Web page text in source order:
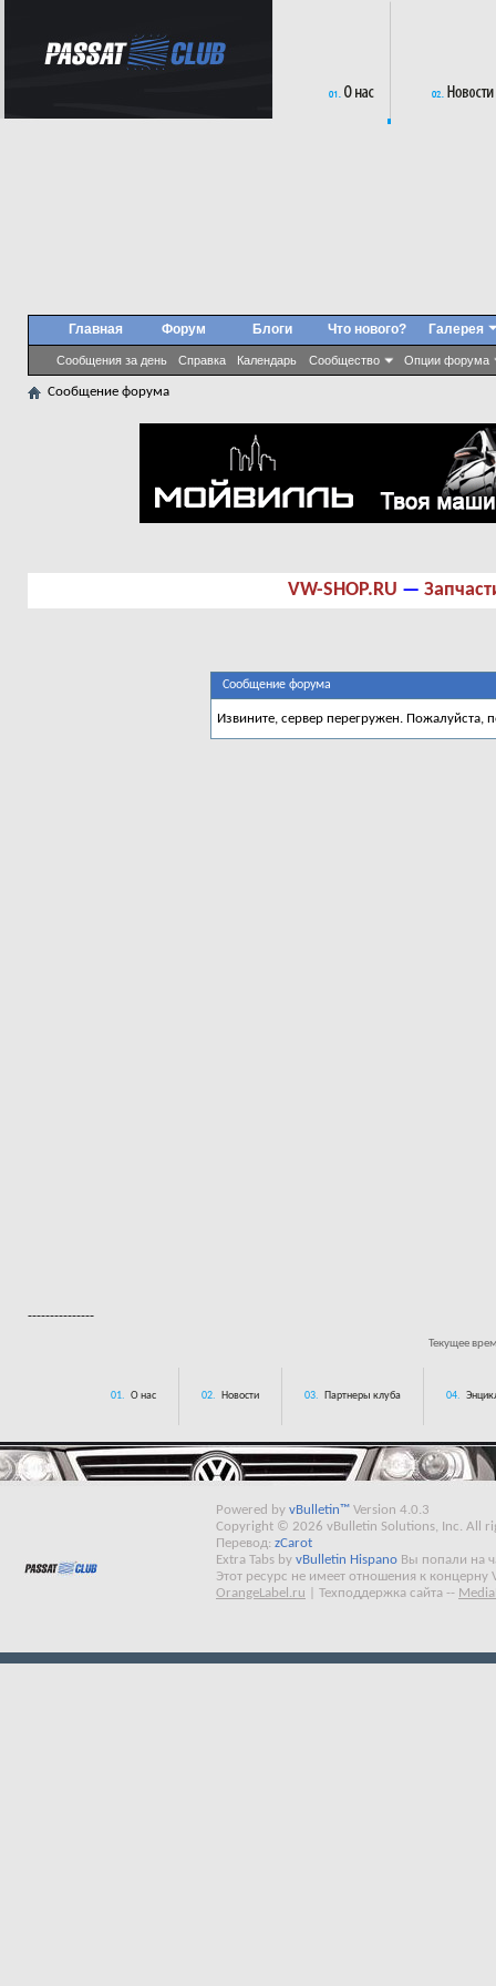
Главная Форум
Сообщения за день Справка Календарь Сообщество Опции форума
Блоги Что нового? Галерея
Сообщение форума
VW-SHOP.RU —
Сообщение форума
Извините, сервер перегружен. Пожалуйста,
---------------
Текущее
01. О нас 02. Новости 03. Партнеры клуба 04.
Powered by vBulletin™ Version 4.0.3
Copyright © 2026 vBulletin Solutions, Inc. All
Перевод: zCarot
Extra Tabs by vBulletin Hispano Вы попали на
Этот ресурс не имеет отношения к концерну
OrangeLabel.ru
Техподдержка сайта --